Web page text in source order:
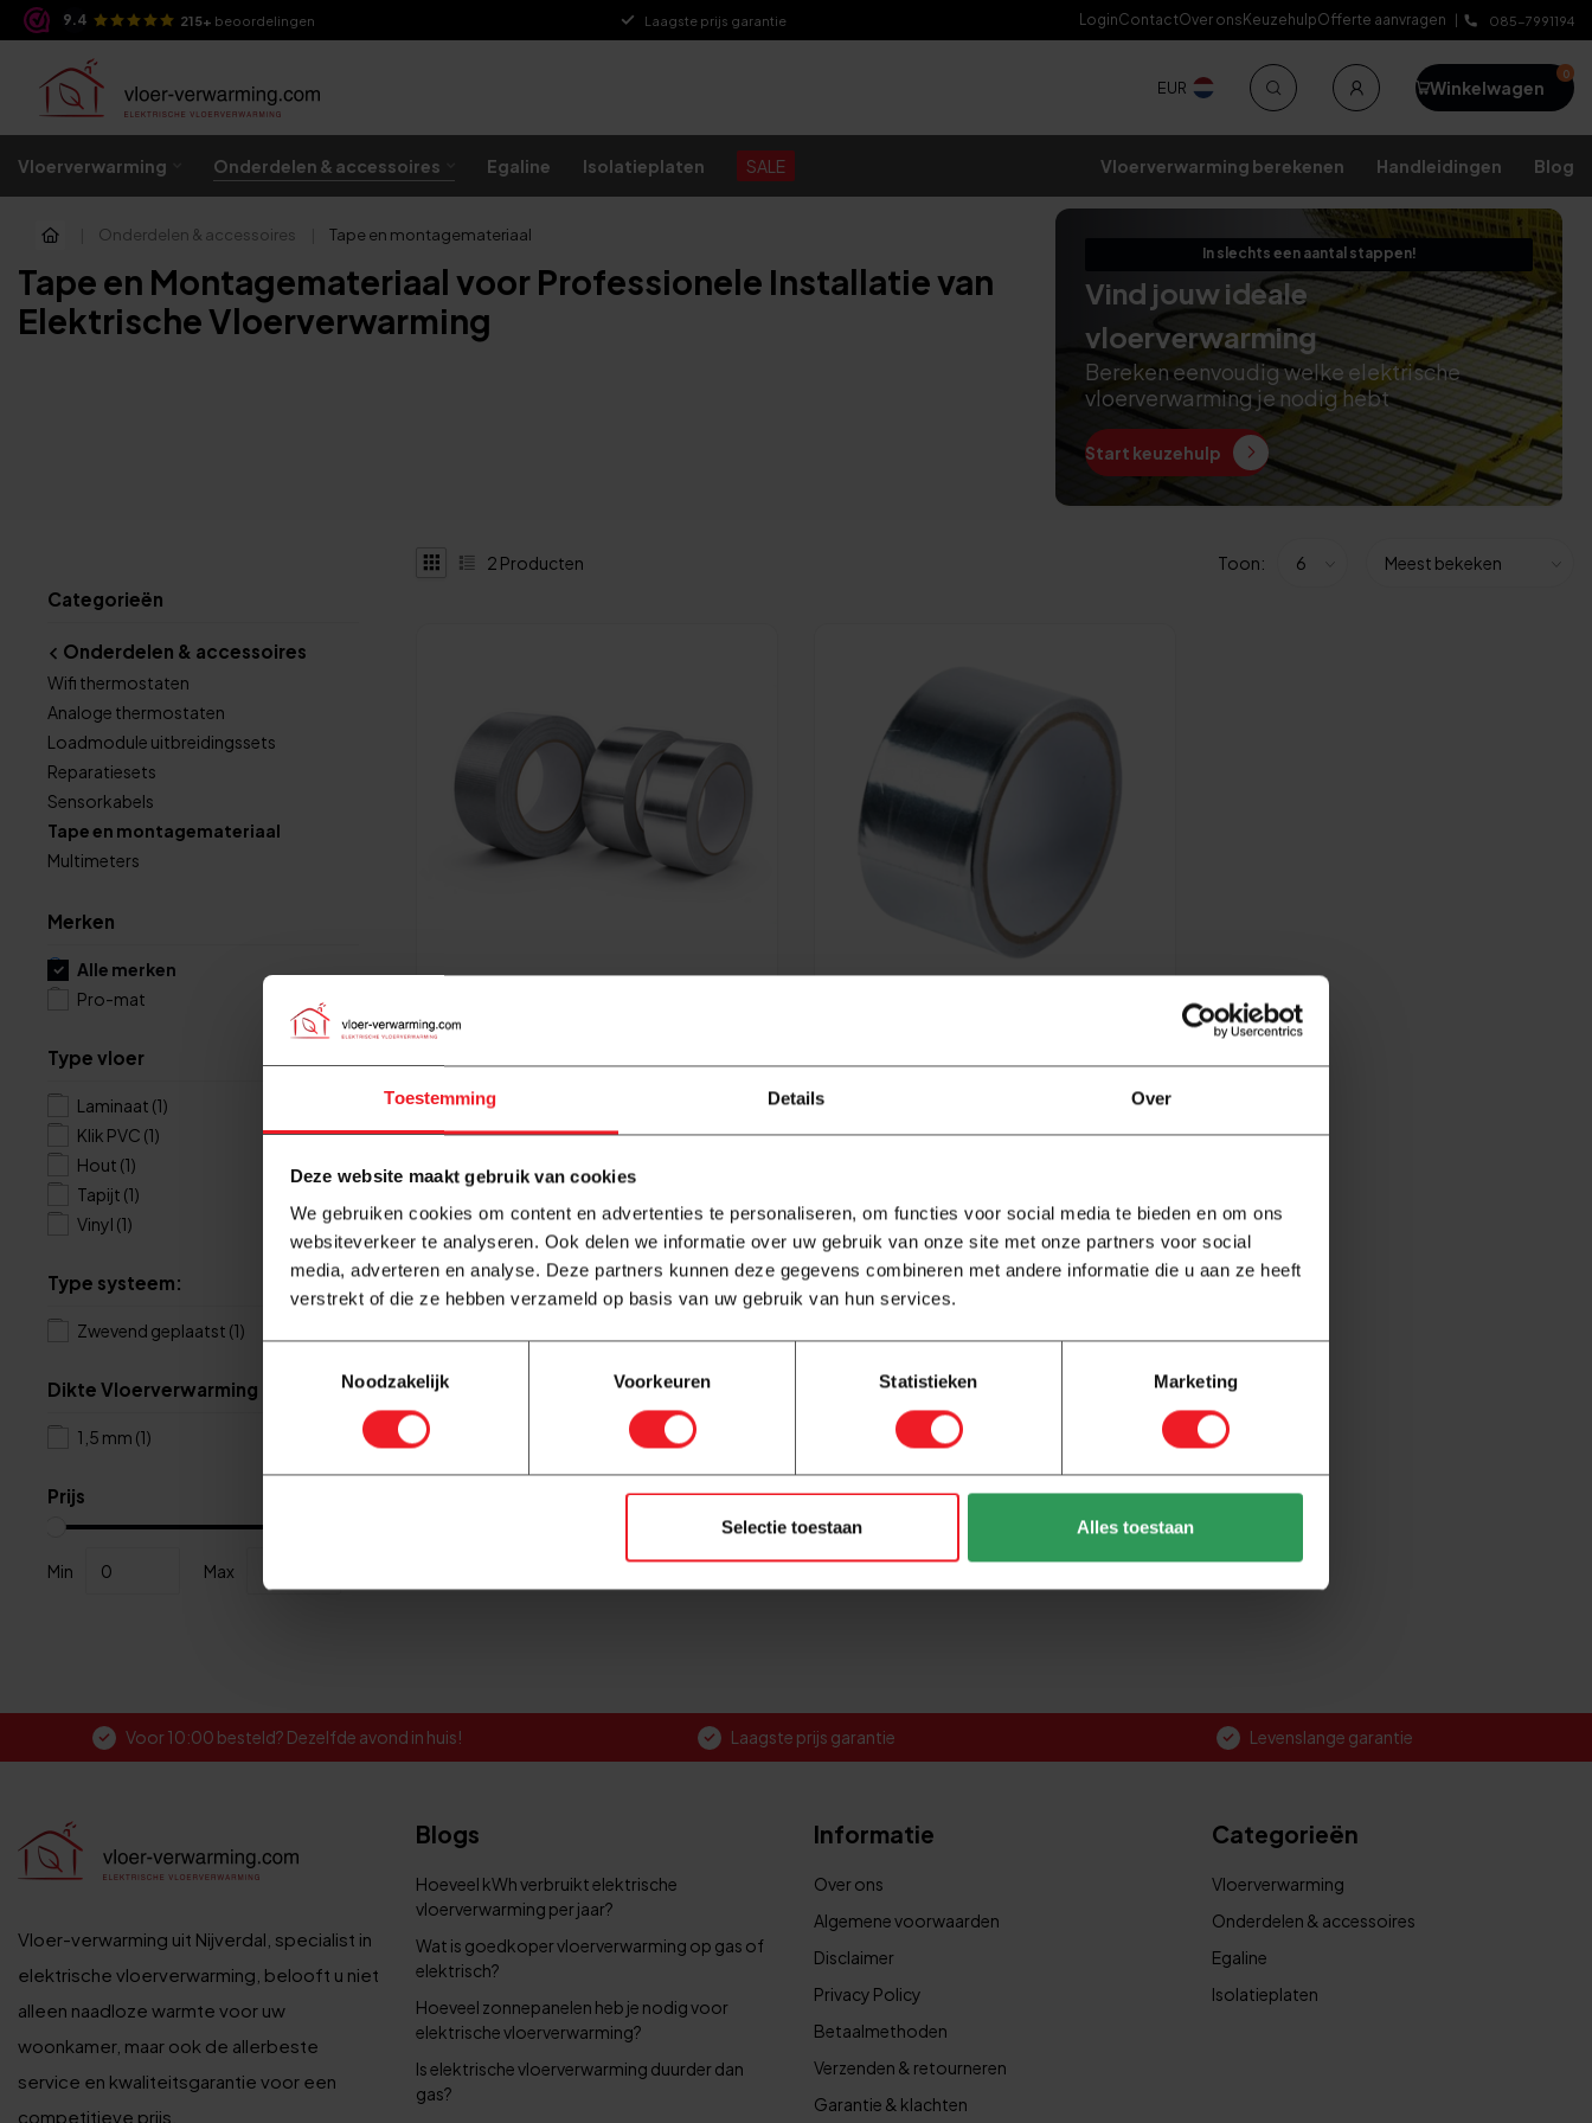
Toestemming Details Over
Deze website maakt gebruik van cookies
We gebruiken cookies om content en advertenties te personaliseren, om functies voor social media te bieden en om ons
websiteverkeer te analyseren. Ook delen we informatie over uw gebruik van onze site met onze partners voor social
media, adverteren en analyse. Deze partners kunnen deze gegevens combineren met andere informatie die u aan ze heeft
verstrekt of die ze hebben verzameld op basis van uw gebruik van hun services.
Noodzakelijk
Voorkeuren Statistieken Marketing
Selectie toestaan Alles toestaan
9.4 215+ beoordelingen
avond in huis! Laagste prijs garantie Levenslange garantie
LoginContactOver ons KeuzehulpOfferte aanvragen 085-7991194
EUR Winkelwagen
0
Vloerverwarming Onderdelen & accessoires Egaline Isolatieplaten SALE Vloerverwarming berekenen Handleidingen Blog
Onderdelen & accessoires Tape en montagemateriaal
Tape en Montagemateriaal voor Professionele Installatie van
Elektrische Vloerverwarming
In slechts een aantal stappen!
Vind jouw ideale
vloerverwarming
Bereken eenvoudig welke elektrische
vloerverwarming je nodig hebt
Start keuzehulp
Categorieën
Onderdelen & accessoires
Wifi thermostaten
Analoge thermostaten
Loadmodule uitbreidingssets
Reparatiesets
Sensorkabels
Tape en montagemateriaal
Multimeters
Merken
Alle merken
Pro-mat
Type vloer
Laminaat (1)
Klik PVC (1)
Hout (1)
Tapijt (1)
Vinyl (1)
Type systeem:
Zwevend geplaatst (1)
Dikte Vloerverwarming
1,5 mm (1)
Prijs
Min Max
2 Producten Toon:
Pro-mat Montageset Folie
Vloerverwarming – Aluminium
18,95
folievloerverwarming
6,95
Voor 10:00 besteld? Dezelfde avond in huis! Laagste prijs garantie Levenslange garantie
Vloer-verwarming uit Nijverdal, specialist in
elektrische vloerverwarming, belooft u niet
alleen naadloze warmte voor uw
woonkamer, maar ook de allerbeste
service en kwaliteitsgarantie voor een
competitieve prijs.
Blogs
Hoeveel kWh verbruikt elektrische
vloerverwarming per jaar?
Wat is goedkoper vloerverwarming op gas of
elektrisch?
Hoeveel zonnepanelen heb je nodig voor
elektrische vloerverwarming?
Is elektrische vloerverwarming duurder dan
gas?
Informatie
Over ons
Algemene voorwaarden
Disclaimer
Privacy Policy
Betaalmethoden
Verzenden & retourneren
Garantie & klachten
Categorieën
Vloerverwarming
Onderdelen & accessoires
Egaline
Isolatieplaten